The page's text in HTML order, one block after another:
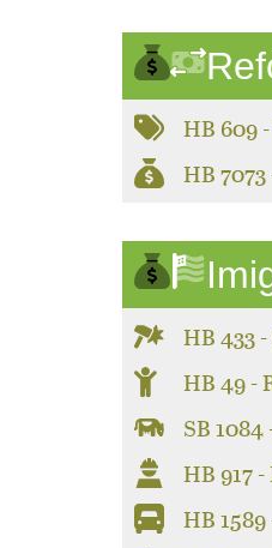
HB 609
HB
HB 433
HB 49 -
SB
HB 917
HB